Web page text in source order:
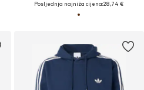
Posljednja najniža cijena:28,74 €